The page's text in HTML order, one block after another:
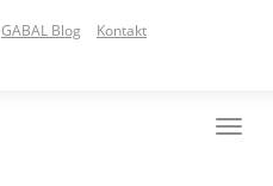
GABAL Blog Kontakt